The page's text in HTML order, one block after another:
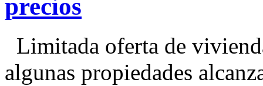
precios
Limitada oferta de
algunas propiedades